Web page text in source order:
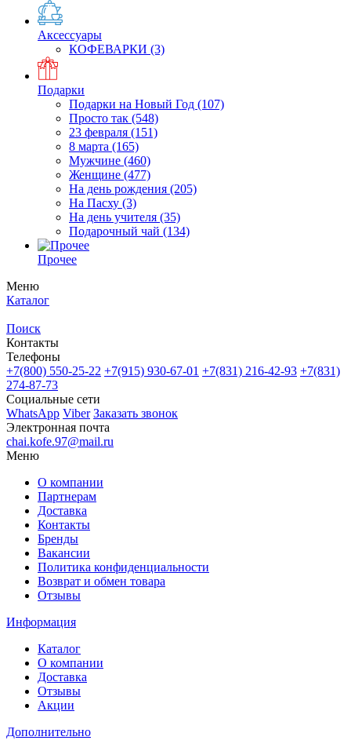
Аксессуары
КОФЕВАРКИ (3)
Подарки
Подарки на Новый Год (107)
Просто так (548)
23 февраля (151)
8 марта (165)
Мужчине (460)
Женщине (477)
На день рождения (205)
На Пасху (3)
На день учителя (35)
Подарочный чай (134)
Прочее
Меню
Каталог
Поиск
Контакты
Телефоны
+7(800) 550-25-22 +7(915) 930-67-01 +7(831) 216-42-93 +7(831)
274-87-73
Социальные сети
WhatsApp Viber Заказать звонок
Электронная почта
chai.kofe.97@mail.ru
Меню
О компании
Партнерам
Доставка
Контакты
Бренды
Вакансии
Политика конфиденциальности
Возврат и обмен товара
Отзывы
Информация
Каталог
О компании
Доставка
Отзывы
Акции
Дополнительно